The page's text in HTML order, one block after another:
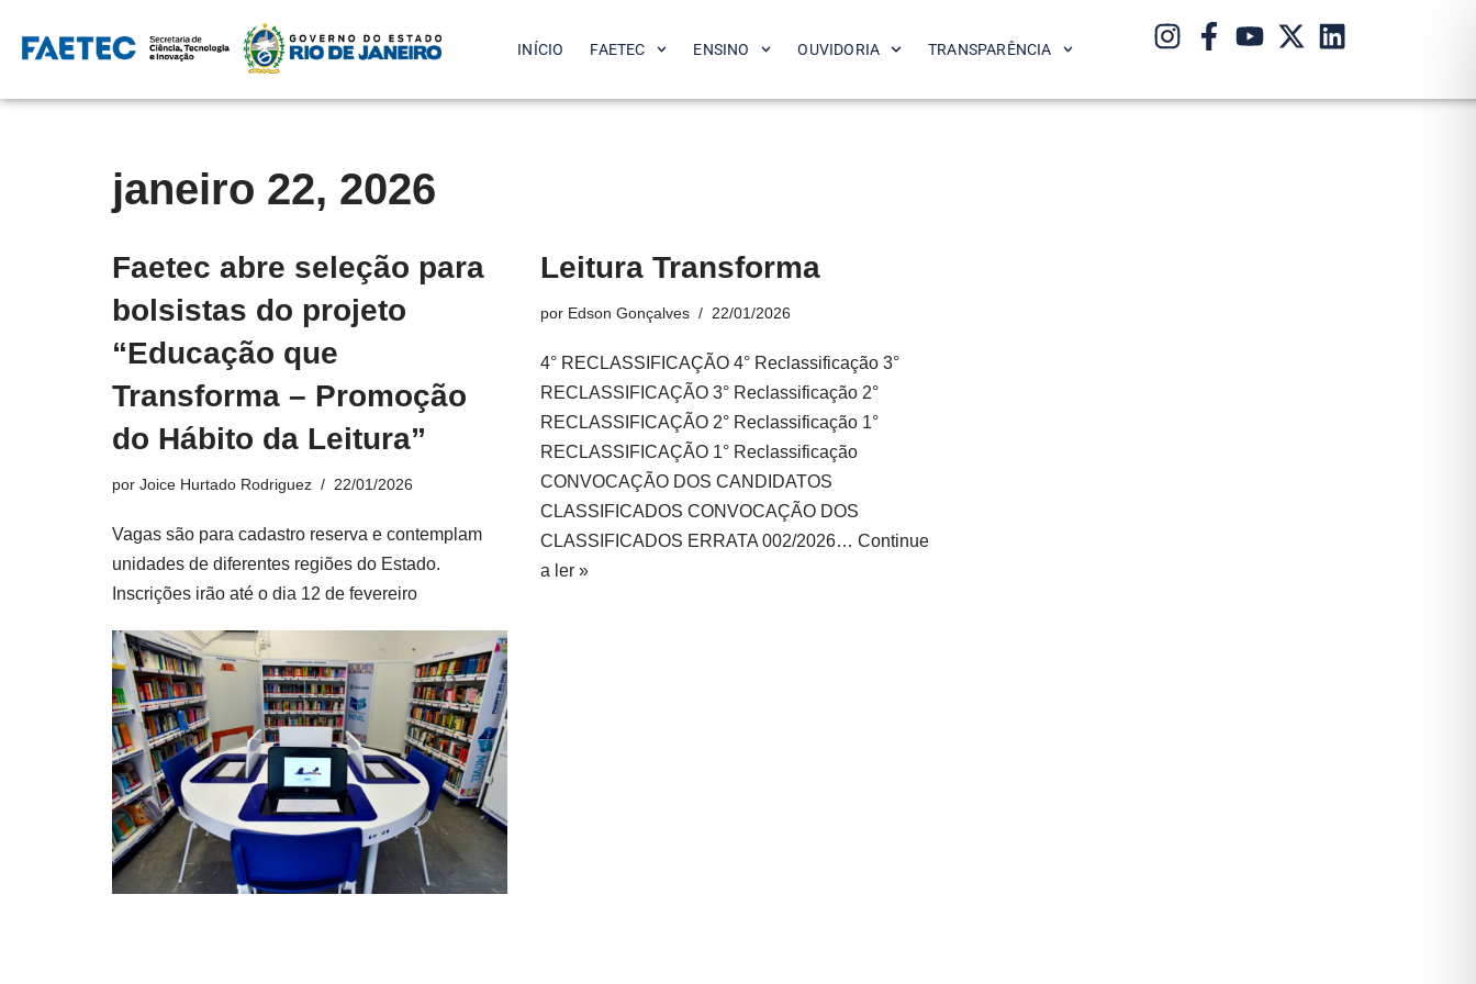
Pular
INÍCIO FAETEC ENSINO OUVIDORIA TRANSPARÊNCIA
janeiro 22, 2026
Faetec abre seleção para
bolsistas do projeto
“Educação que
Transforma – Promoção
do Hábito da Leitura”
por Joice Hurtado Rodriguez 22/01/2026
Vagas são para cadastro reserva e contemplam
unidades de diferentes regiões do Estado.
Inscrições irão até o dia 12 de fevereiro
Leitura Transforma
por Edson Gonçalves 22/01/2026
4° RECLASSIFICAÇÃO 4° Reclassificação 3°
RECLASSIFICAÇÃO 3° Reclassificação 2°
RECLASSIFICAÇÃO 2° Reclassificação 1°
RECLASSIFICAÇÃO 1° Reclassificação
CONVOCAÇÃO DOS CANDIDATOS
CLASSIFICADOS CONVOCAÇÃO DOS
CLASSIFICADOS ERRATA 002/2026… Continue
a ler »